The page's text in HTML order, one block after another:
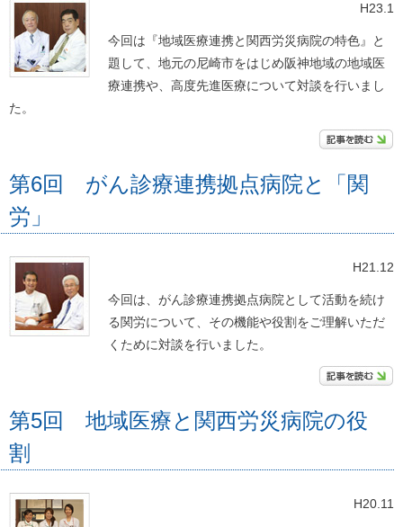
H23.1
今回は『地域医療連携と関西労災病院の特色』と
題して、地元の尼崎市をはじめ阪神地域の地域医
療連携や、高度先進医療について対談を行いまし
た。
第6回 がん診療連携拠点病院と「関
労」
H21.12
今回は、がん診療連携拠点病院として活動を続け
る関労について、その機能や役割をご理解いただ
くために対談を行いました。
第5回 地域医療と関西労災病院の役
割
H20.11